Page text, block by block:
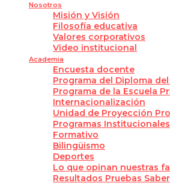
Nosotros
Misión y Visión
Filosofía educativa
Valores corporativos
Video institucional
Academia
Encuesta docente
Programa del Diploma del
Programa de la Escuela
Internacionalización
Unidad de Proyección
Programas Institucionales
Formativo
Bilingüismo
Deportes
Lo que opinan nuestras
Resultados Pruebas Saber